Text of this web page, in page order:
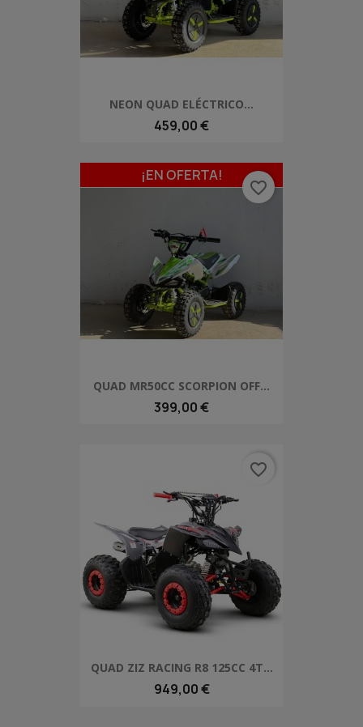
NEON QUAD ELÉCTRICO...
459,00 €
QUAD MR50CC SCORPION OFF...
399,00 €
¡EN OFERTA!
favorite_border
QUAD ZIZ RACING R8 125CC 4T...
949,00 €
favorite_border